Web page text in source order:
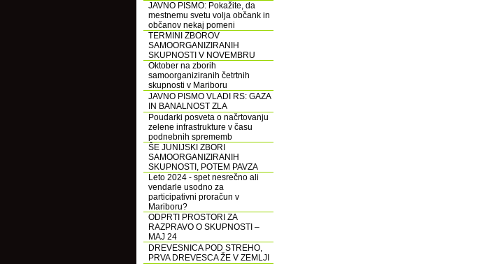
JAVNO PISMO: Pokažite, da
mestnemu svetu volja občank in
občanov nekaj pomeni
TERMINI ZBOROV
SAMOORGANIZIRANIH
SKUPNOSTI V NOVEMBRU
Oktober na zborih
samoorganiziranih četrtnih
skupnosti v Mariboru
JAVNO PISMO VLADI RS: GAZA
IN BANALNOST ZLA
Poudarki posveta o načrtovanju
zelene infrastrukture v času
podnebnih sprememb
ŠE JUNIJSKI ZBORI
SAMOORGANIZIRANIH
SKUPNOSTI, POTEM PAVZA
Leto 2024 - spet nesrečno ali
vendarle usodno za
participativni proračun v
Mariboru?
ODPRTI PROSTORI ZA
RAZPRAVO O SKUPNOSTI –
MAJ 24
DREVESNICA POD STREHO,
PRVA DREVESCA ŽE V ZEMLJI